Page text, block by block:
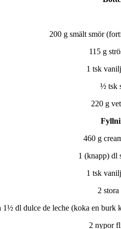
200 g smält smör
115 g
1 tsk
½ tsk
220 g
460 g
1 (knapp) dl
1 tsk
2 stora
1½ dl dulce de leche(koka en burk
2 nypor